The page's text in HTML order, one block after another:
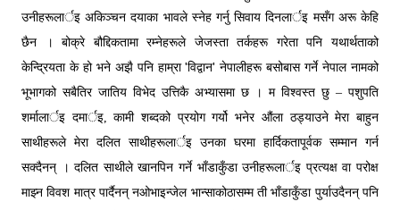
उनीहरूलार्इ अकिञ्चन दयाका भावले स्नेह गर्नु सिवाय दिनलार्इ मसँग अरू केहि
छैन । बोक्रे बौद्दिकतामा रम्नेहरूले जेजस्ता तर्कहरू गरेता पनि यथार्थताको
केन्द्रियता के हो भने अझै पनि हाम्रा'विद्वान' नेपालीहरू बसोबास गर्ने नेपाल नामको
भूभागको सबैतिर जातिय विभेद उत्तिकै अभ्यासमा छ । म विश्वस्त छु – पशुपति
शर्मालार्इ दमार्इ, कामी शब्दको प्रयोग गर्यो भनेर ‍औंला ठड्याउने मेरा बाहुन
साथीहरूले मेरा दलित साथीहरूलार्इ उनका घरमा हार्दिकतापूर्वक सम्मान गर्न
सक्दैनन् । दलित साथीले खानपिन गर्ने भाँडाकुँडा उनीहरूलार्इ प्रत्यक्ष वा परोक्ष
माझ्न विवश मात्र पार्दैनन् नओभाइन्जेल भान्साकोठासम्म ती भाँडाकुँडा पुर्याउदैनन् पनि